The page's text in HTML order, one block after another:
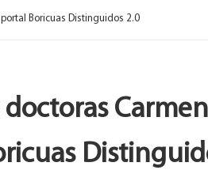
Boricuas Distinguidos 2.0